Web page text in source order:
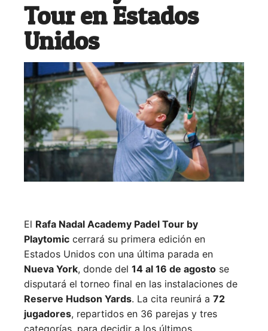
Tour en Estados
Unidos
El Rafa Nadal Academy Padel Tour by
Playtomic cerrará su primera edición en
Estados Unidos con una última parada en
Nueva York, donde del 14 al 16 de agosto se
disputará el torneo final en las instalaciones de
Reserve Hudson Yards. La cita reunirá a 72
jugadores, repartidos en 36 parejas y tres
categorías, para decidir a los últimos